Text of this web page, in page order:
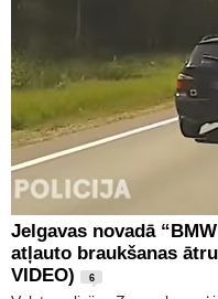
Jelgavas novadā
atļauto braukšanas
VIDEO)
6